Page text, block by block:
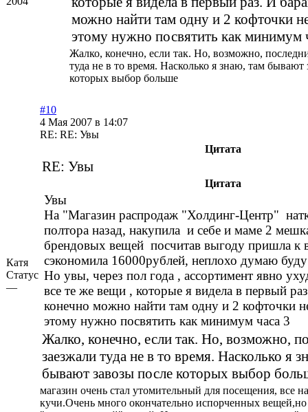
можно найти там одну и 2 кофточки
этому нужно посвятить как минимум
Жалко, конечно, если так. Но, возможно,
туда не в то время. Насколько я знаю, там бывают
которых выбор больше
Катя
Статус
—
#10
4 Мая 2007 в 14:07
RE: RE: Увы
Цитата
RE: Увы
Цитата
Увы
На "Магазин распродаж "Холдинг-Центр"
полтора назад, накупила и себе и маме 2
брендовых вещей посчитав выгоду пришла к
сэкономила 16000рублей, неплохо думаю
Но увы, через пол года , ассортимент явно
все те же вещи , которые я видела в первый
конечно можно найти там одну и 2 кофточки
этому нужно посвятить как минимум часа 3
Жалко, конечно, если так. Но, возможно,
заезжали туда не в то время. Насколько я
бывают завозы после которых выбор
магазин очень стал утомительный для посещения, все
кучи.Очень много окончательно испорченных